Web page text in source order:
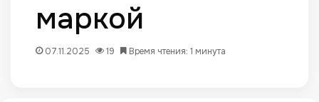
маркой
07.11.2025 19 Время чтения: 1 минута